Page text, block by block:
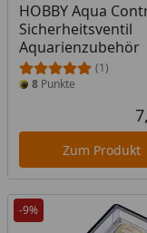
HOBBY Aqua
Sicherheitsventil
Aquarienzubehör
(1)
8 Punkte
Zum Produkt
-9%